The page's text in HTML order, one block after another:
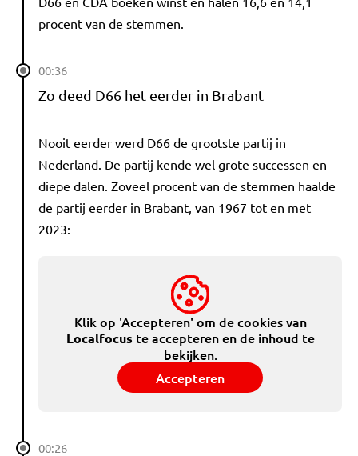
procent van de stemmen.
00:36
Zo deed D66 het eerder in Brabant
Nooit eerder werd D66 de grootste partij in
Nederland. De partij kende wel grote successen en
diepe dalen. Zoveel procent van de stemmen haalde
de partij eerder in Brabant, van 1967 tot en met
2023:
Klik op 'Accepteren' om de cookies van
Localfocus te accepteren en de inhoud te
bekijken.
Accepteren
00:26